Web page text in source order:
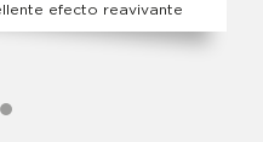
efecto reavivante